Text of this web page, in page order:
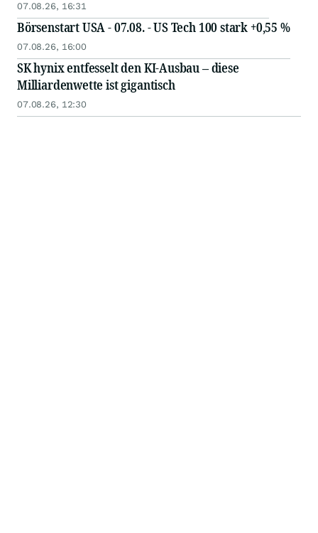
07.08.26, 16:31
Börsenstart USA - 07.08. - US Tech 100 stark +0,55 %
07.08.26, 16:00
SK hynix entfesselt den KI-Ausbau – diese
Milliardenwette ist gigantisch
07.08.26, 12:30